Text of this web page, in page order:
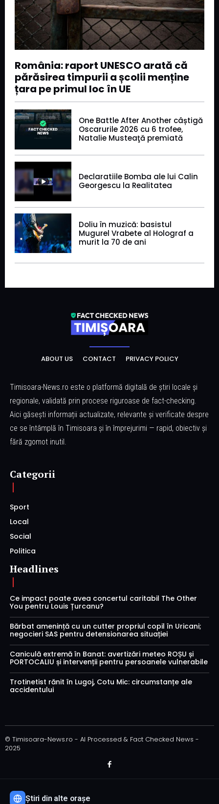
România: raport UNESCO arată că
părăsirea timpurii a școlii menține
țara pe primul loc în UE
One Battle After Another câștigă
Oscarurile 2026 cu 6 trofee,
Natalie Musteaţă premiată
Declaratiile Bomba ale lui Calin
Georgescu la Realitatea
Doliu în muzică: basistul
Mugurel Vrabete al Holograf a
murit la 70 de ani
ABOUT US CONTACT PRIVACY POLICY
Timisoara-News.ro este o platformă digitală de știri locale și
regionale, validată prin procese riguroase de fact-checking.
Aici găsești informații actualizate, relevante și verificate despre
ce se întâmplă în Timisoara și în împrejurimi — rapid, obiectiv și
fără zgomot inutil.
Categorii
Sport
Local
Social
Politica
Headlines
Ce impact poate avea concertul caritabil The Other
You pentru Louis Țurcanu?
Bărbat amenință cu un cutter propriul copil în Uricani;
negocieri SAS pentru detensionarea situației
Caniculă extremă în Banat: avertizări meteo ROȘU și
PORTOCALIU și intervenții pentru persoanele vulnerabile
Trotinetist rănit în Lugoj, Cotu Mic: circumstanțe ale
accidentului
© Timisoara-News.ro - AI Processed & Fact Checked News -
2025
Știri din alte orașe